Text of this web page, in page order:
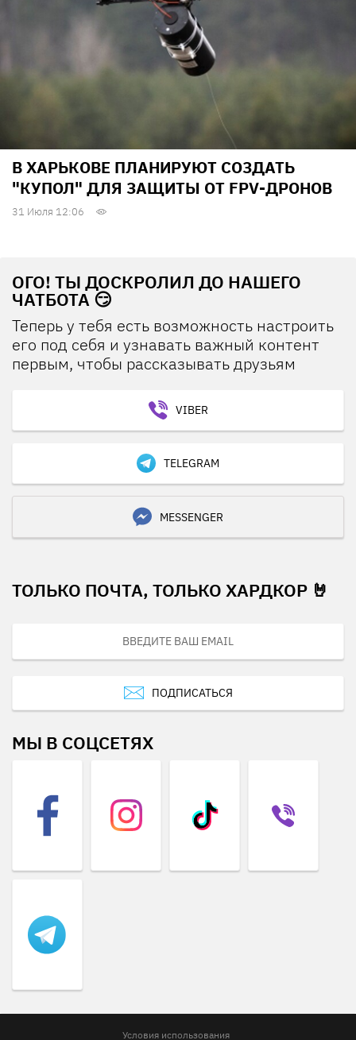
В ХАРЬКОВЕ ПЛАНИРУЮТ СОЗДАТЬ
"КУПОЛ" ДЛЯ ЗАЩИТЫ ОТ FPV-ДРОНОВ
31 Июля 12:06
ОГО! ТЫ ДОСКРОЛИЛ ДО НАШЕГО
ЧАТБОТА 😏
Теперь у тебя есть возможность настроить
его под себя и узнавать важный контент
первым, чтобы рассказывать друзьям
VIBER
TELEGRAM
MESSENGER
ТОЛЬКО ПОЧТА, ТОЛЬКО ХАРДКОР 🤘
ПОДПИСАТЬСЯ
МЫ В СОЦСЕТЯХ
Условия использования